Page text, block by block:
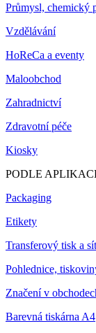
Průmysl, chemický
Vzdělávání
HoReCa a eventy
Maloobchod
Zahradnictví
Zdravotní péče
Kiosky
PODLE
Packaging
Etikety
Transferový tisk a
Pohlednice,
Značení v
Barevná tiskárna A4